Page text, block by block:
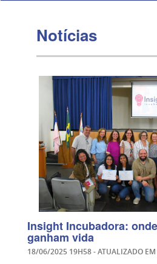
Notícias
Insight Incubadora:
ganham vida
18/06/2025 19H58- ATUALIZADO EM